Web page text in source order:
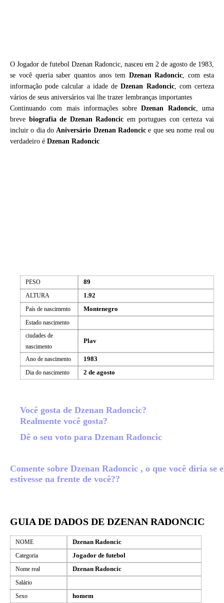
O Jogador de futebol Dzenan Radoncic, nasceu em 2 de agosto de 1983,
se você queria saber quantos anos tem Dzenan Radoncic, com esta
informação pode calcular a idade deDzenan Radoncic, com certeza
vários de seus aniversários vai lhe trazer lembranças importantes
Continuando com mais informações sobreDzenan Radoncic, uma
breve biografia de Dzenan Radoncic em portugues con certeza vai
incluir o dia doAniversário Dzenan Radoncic e que seu nome real ou
verdadeiro é Dzenan Radoncic
PESO 89
ALTURA 1.92
País de nascimento Montenegro
Estado nascimento
ciudades de
nascimento
Plav
Ano de nascimento 1983
Dia do nascimento 2 de agosto
Você gosta de Dzenan Radoncic?
Realmente você gosta?
Dê o seu voto para Dzenan Radoncic
Comente sobre Dzenan Radoncic , o que você diria se
estivesse na frente de você??
GUIA DE DADOS DE DZENAN RADONCIC
NOME Dzenan Radoncic
Categoria Jogador de futebol
Nome real Dzenan Radoncic
Salário
Sexo
homem